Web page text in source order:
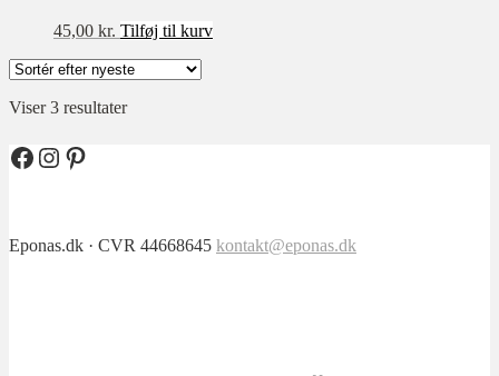
★★☆☆☆
★☆☆☆☆
XS
45,00 kr. Tilføj til kurv
Viser 3 resultaterSorteret
Facebook
Instagram
Pinterest
Eponas.dk · CVR 44668645 kontakt@eponas.dk